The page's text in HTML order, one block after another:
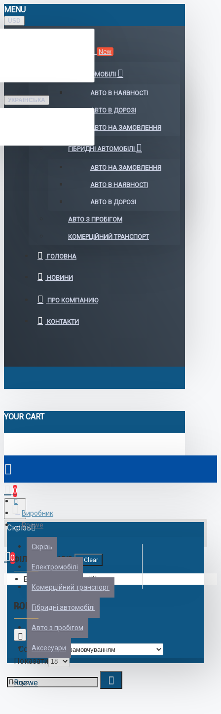
MENU
USD
УКРАЇНСЬКА
New
ЕЛЕКТРОМОБІЛІ
АВТО В НАЯВНОСТІ
АВТО В ДОРОЗІ
АВТО НА ЗАМОВЛЕННЯ
ГІБРИДНІ АВТОМОБІЛІ
АВТО НА ЗАМОВЛЕННЯ
АВТО В НАЯВНОСТІ
АВТО В ДОРОЗІ
АВТО З ПРОБІГОМ
КОМЕРЦІЙНИЙ ТРАНСПОРТ
ГОЛОВНА
НОВИНИ
ПРО КОМПАНИЮ
КОНТАКТИ
YOUR CART
0
Скрізь
Скрізь
Електромобілі
Комерційний транспорт
Гібридні автомобілі
Авто з пробігом
Аксесуари
0
Ваш кошик порожній!
Виробник
Roewe
ФІЛЬТР ТОВАРІВ Clear
ROEWE
Сортувати:
Показати
Roewe